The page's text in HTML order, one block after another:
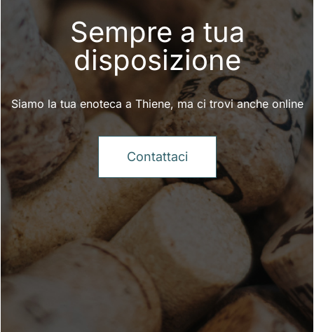
Sempre a tua
disposizione
Siamo la tua enoteca a Thiene, ma ci trovi anche online
Contattaci